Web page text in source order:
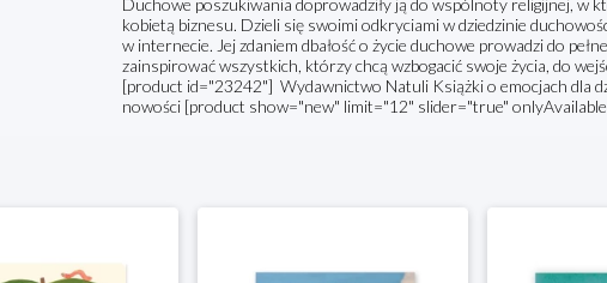
Duchowe poszukiwania doprowadziły ją do wspólnoty religijnej, w
kobietą biznesu. Dzieli się swoimi odkryciami w dziedzinie
w internecie. Jej zdaniem dbałość o życie duchowe prowadzi do
zainspirować wszystkich, którzy chcą wzbogacić swoje życia, do
[product id="23242"] Wydawnictwo Natuli Książki o emocjach dla
nowości [product show="new" limit="12" slider="true"